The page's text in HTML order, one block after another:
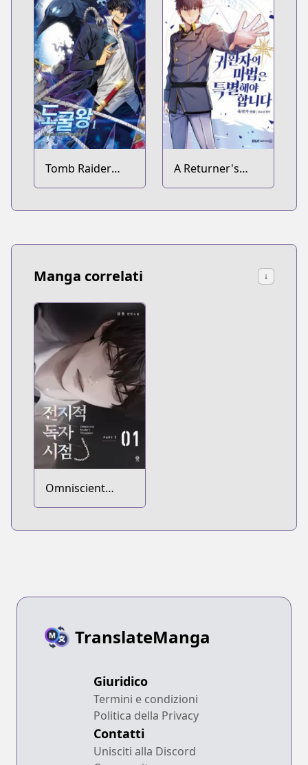
Tomb Raider
King
A Returner's
Magic Should Be
Manga correlati ↓
Omniscient
Reader's
TranslateManga
Giuridico
Termini e condizioni
Politica della Privacy
Contatti
Unisciti alla Discord